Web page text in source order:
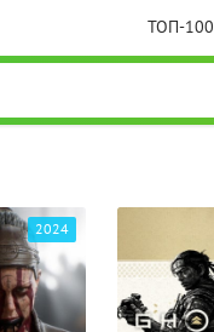
ТОП-100
2024